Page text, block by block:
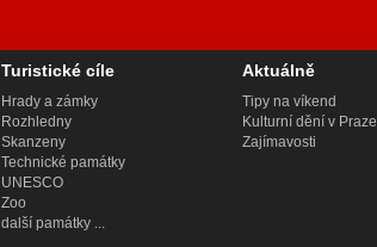
Turistické cíle
Hrady a zámky
Rozhledny
Skanzeny
Technické památky
UNESCO
Zoo
další památky ...
Aktuálně
Tipy na víkend
Kulturní dění v Praze
Zajímavosti